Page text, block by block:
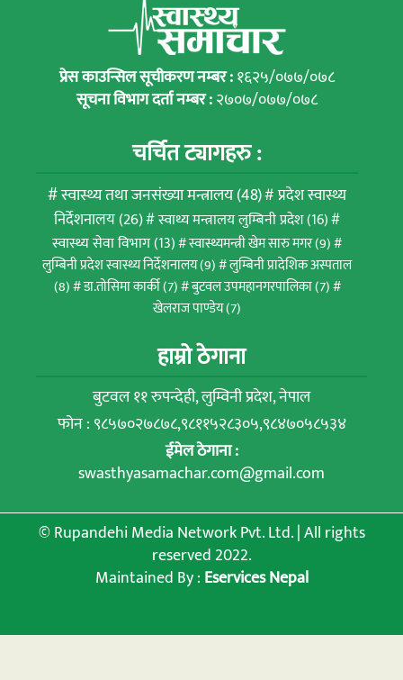
प्रेस काउन्सिल सूचीकरण नम्बर :१६२५/०७७/०७८
सूचना विभाग दर्ता नम्बर :२७०७/०७७/०७८
चर्चित ट्यागहरु :
स्वास्थ्य तथा जनसंख्या मन्त्रालय(48)
प्रदेश स्वास्थ्य
निर्देशनालय(26) स्वाथ्य मन्त्रालय लुम्बिनी प्रदेश(16)
स्वास्थ्य सेवा विभाग(13) स्वास्थ्यमन्त्री खेम सारु मगर(9)
लुम्बिनी प्रदेश स्वास्थ्य निर्देशनालय(9)
लुम्बिनी प्रादेशिक अस्पताल
(8)
डा.तोसिमा कार्की(7) बुटवल उपमहानगरपालिका(7)
खेलराज पाण्डेय(7)
हाम्रो ठेगाना
बुटवल ११ रुपन्देही, लुम्विनी प्रदेश, नेपाल
फोन : ९८५७०२७८७८,९८११५२८३०५,९८४७०५८५३४
ईमेल ठेगाना :
swasthyasamachar.com@gmail.com
© Rupandehi Media Network Pvt. Ltd. | All rights
reserved 2022.
Maintained By : Eservices Nepal